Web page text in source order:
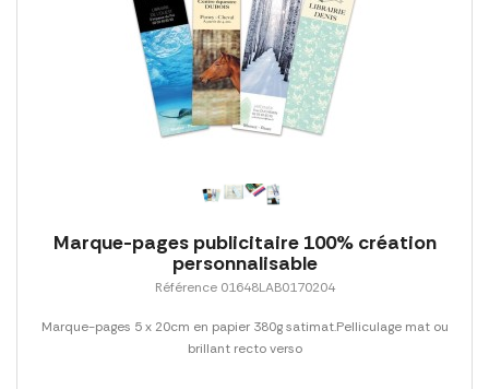
Marque-pages publicitaire 100% création
personnalisable
Référence 01648LAB0170204
Marque-pages 5 x 20cm en papier 380g satimat.Pelliculage mat ou
brillant recto verso